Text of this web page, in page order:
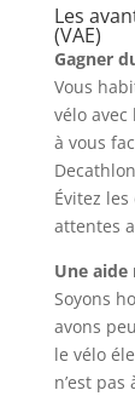
Les
(VAE)
Gagner
Vous
vélo avec
à vous
Évitez
attentes
Une aide
Soyons
avons
le vélo
n’est